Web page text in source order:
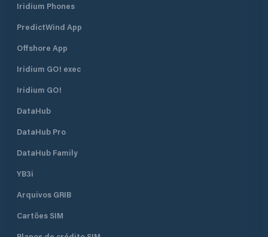
Iridium Phones
PredictWind App
Offshore App
Iridium GO! exec
Iridium GO!
DataHub
DataHub Pro
DataHub Family
YB3i
Arquivos GRIB
Cartões SIM